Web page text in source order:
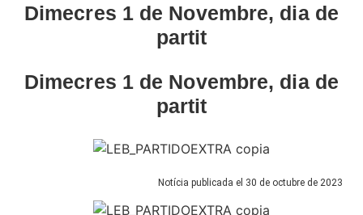
Dimecres 1 de Novembre, dia de
partit
Dimecres 1 de Novembre, dia de
partit
Notícia publicada el 30 de octubre de 2023